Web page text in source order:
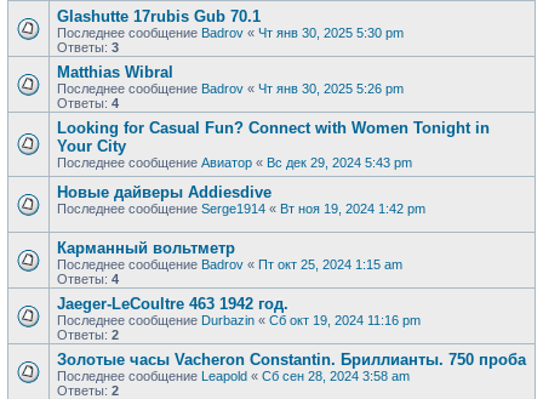
Glashutte 17rubis Gub 70.1
Последнее сообщение Badrov « Чт янв 30, 2025 5:30 pm
Ответы: 3
Matthias Wibral
Последнее сообщение Badrov « Чт янв 30, 2025 5:26 pm
Ответы: 4
Looking for Casual Fun? Connect with Women Tonight in
Your City
Последнее сообщение Авиатор « Вс дек 29, 2024 5:43 pm
Новые дайверы Addiesdive
Последнее сообщение Serge1914 « Вт ноя 19, 2024 1:42 pm
Карманный вольтметр
Последнее сообщение Badrov « Пт окт 25, 2024 1:15 am
Ответы: 4
Jaeger-LeCoultre 463 1942 год.
Последнее сообщение Durbazin « Сб окт 19, 2024 11:16 pm
Ответы: 2
Золотые часы Vacheron Constantin. Бриллианты. 750 проба
Последнее сообщение Leapold « Сб сен 28, 2024 3:58 am
Ответы: 2